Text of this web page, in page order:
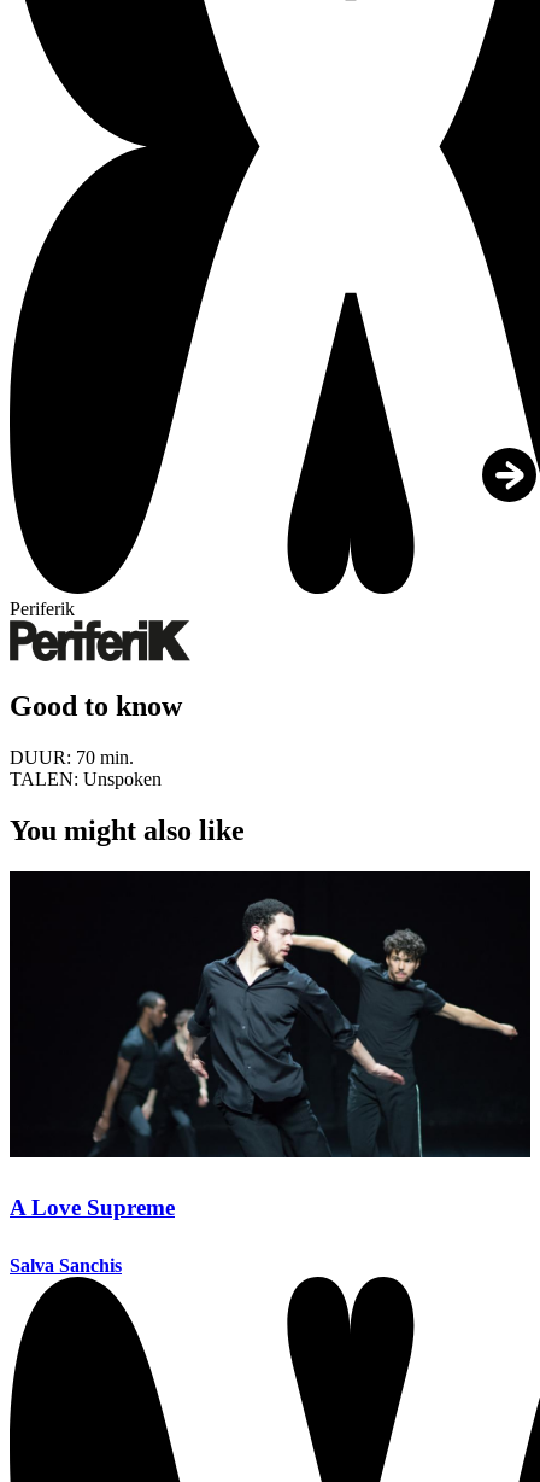
Periferik
Good to know
DUUR: 70 min.
TALEN: Unspoken
You might also like
A Love Supreme
Salva Sanchis